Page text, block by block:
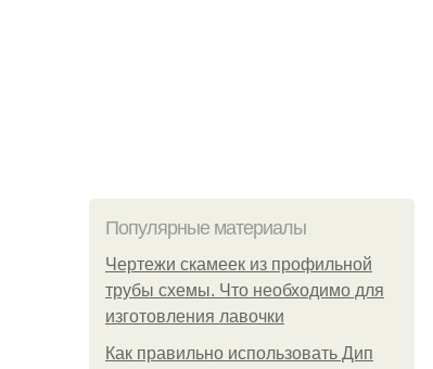
Популярные материалы
Чертежи скамеек из профильной
трубы схемы. Что необходимо для
изготовления лавочки
Как правильно использовать Дип